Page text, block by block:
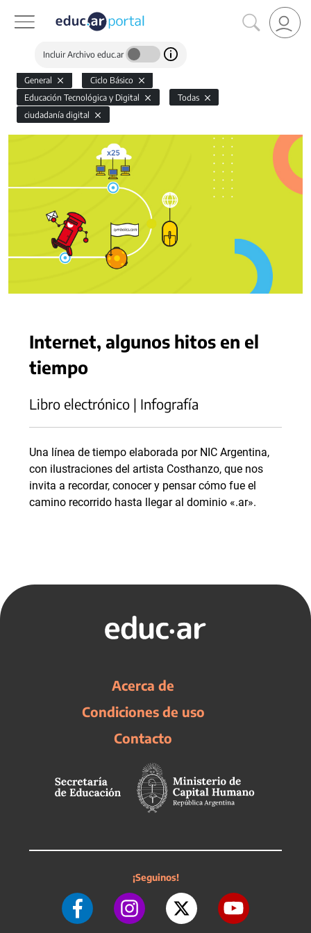
Incluir Archivo educ.ar
General
Ciclo Básico
Educación Tecnológica y Digital
Todas
ciudadanía digital
Internet, algunos hitos en el
tiempo
Libro electrónico | Infografía
Una línea de tiempo elaborada por NIC Argentina,
con ilustraciones del artista Costhanzo, que nos
invita a recordar, conocer y pensar cómo fue el
camino recorrido hasta llegar al dominio «.ar».
Acerca de
Condiciones de uso
Contacto
¡Seguinos!